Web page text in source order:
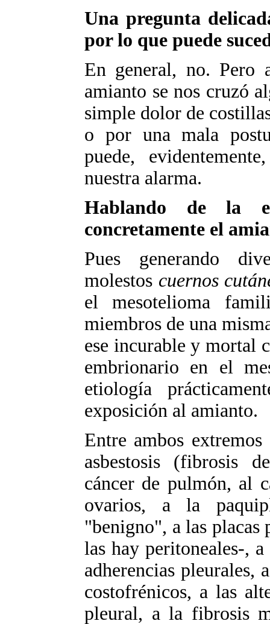
Una pregunta
por lo que puede
En general, no. Pero
amianto se nos cruzó
simple dolor de
o por una mala
puede,
nuestra alarma.
Hablando de la
concretamente el
Pues generando
molestos cuernos
el mesotelioma
miembros de una
ese incurable y mortal
embrionario en el
etiología
exposición al amianto.
Entre ambos
asbestosis (fibrosis
cáncer de pulmón, al
ovarios, a la
"benigno", a las placas
las hay peritoneales-, a
adherencias pleurales,
costofrénicos, a las
pleural, a la fibrosis